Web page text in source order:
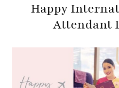
Happy
Attendant